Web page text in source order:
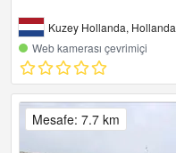
Kuzey Hollanda, Hollanda
Web kamerası çevrimiçi
Mesafe: 7.7 km